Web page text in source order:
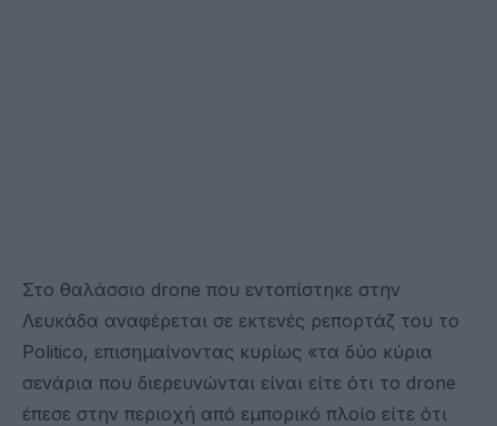
Στο θαλάσσιο drone που εντοπίστηκε στην
Λευκάδα αναφέρεται σε εκτενές ρεπορτάζ του το
Politico, επισημαίνοντας κυρίως «τα δύο κύρια
σενάρια που διερευνώνται είναι είτε ότι το drone
έπεσε στην περιοχή από εμπορικό πλοίο είτε ότι